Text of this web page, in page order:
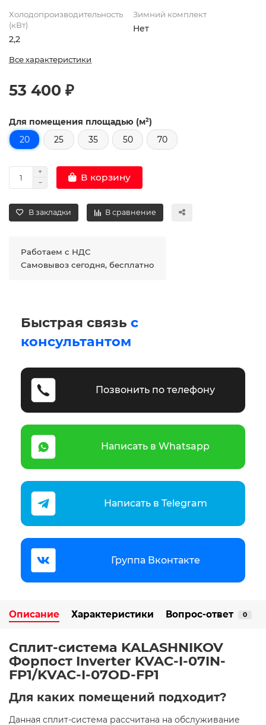
Холодопроизводительность
(кВт)
2,2
Зимний комплект
Нет
Все характеристики
53 400 ₽
Для помещения площадью (м²)
20
25 35 50 70
В корзину
В закладки В сравнение
Работаем с НДС
Самовывоз сегодня, бесплатно
Быстрая связь с
консультантом
Позвонить по телефону
Написать в Whatsapp
Написать в Telegram
Группа Вконтакте
Описание Характеристики Вопрос-ответ 0
Сплит-система KALASHNIKOV
Форпост Inverter KVAC-I-07IN-
FP1/KVAC-I-07OD-FP1
Для каких помещений подходит?
Данная сплит-система рассчитана на обслуживание